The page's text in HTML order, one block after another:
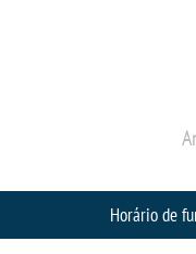
Horário de